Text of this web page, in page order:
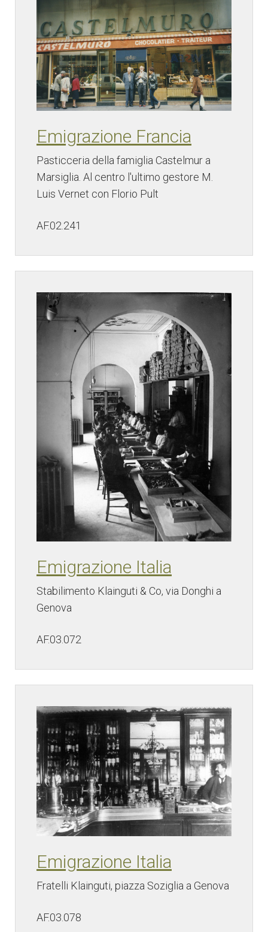
Emigrazione Francia
Pasticceria della famiglia Castelmur a
Marsiglia. Al centro l'ultimo gestore M.
Luis Vernet con Florio Pult
AF.02.241
Emigrazione Italia
Stabilimento Klainguti & Co, via Donghi a
Genova
AF.03.072
Emigrazione Italia
Fratelli Klainguti, piazza Soziglia a Genova
AF.03.078